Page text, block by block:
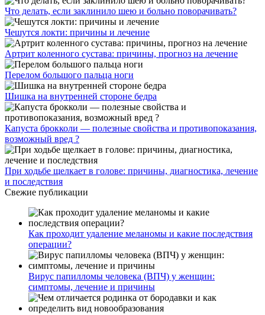
Что делать, если заклинило шею и больно поворачивать?
Чешутся локти: причины и лечение
Артрит коленного сустава: причины, прогноз на лечение
Перелом большого пальца ноги
Шишка на внутренней стороне бедра
Капуста брокколи — полезные свойства и противопоказания,
возможный вред ?
При ходьбе щелкает в голове: причины, диагностика, лечение
и последствия
Свежие публикации
Как проходит удаление меланомы и какие последствия
операции?
Вирус папилломы человека (ВПЧ) у женщин:
симптомы, лечение и причины